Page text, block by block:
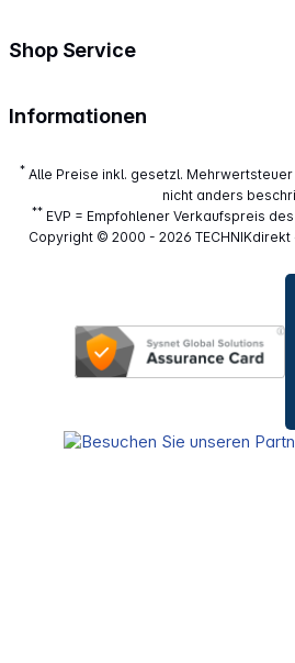
Shop Service
Informationen
* Alle Preise inkl. gesetzl. Mehrwertsteuer
nicht anders
** EVP = Empfohlener Verkaufspreis
Copyright © 2000 - 2026